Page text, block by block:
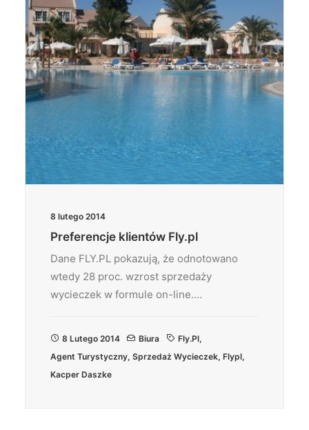
8 lutego 2014
Preferencje klientów Fly.pl
Dane FLY.PL pokazują, że odnotowano
wtedy 28 proc. wzrost sprzedaży
wycieczek w formule on-line.…
8 Lutego 2014 Biura Fly.pl,
Agent Turystyczny, Sprzedaż Wycieczek, Flypl,
Kacper Daszke